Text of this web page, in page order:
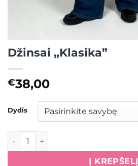
Džinsai „Klasika”
€38,00
Dydis
produkto kiekis: Džinsai "Klasika"
Į KREPŠELĮ